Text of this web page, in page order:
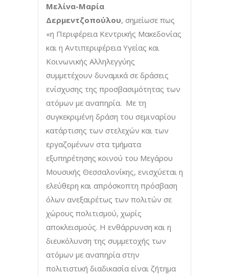
Μελίνα-Μαρία
Δερμεντζοπούλου, σημείωσε πως
«η Περιφέρεια Κεντρικής Μακεδονίας
και η Αντιπεριφέρεια Υγείας και
Κοινωνικής Αλληλεγγύης
συμμετέχουν δυναμικά σε δράσεις
ενίσχυσης της προσβασιμότητας των
ατόμων με αναπηρία. Με τη
συγκεκριμένη δράση του σεμιναρίου
κατάρτισης των στελεχών και των
εργαζομένων στα τμήματα
εξυπηρέτησης κοινού του Μεγάρου
Μουσικής Θεσσαλονίκης, ενισχύεται η
ελεύθερη και απρόσκοπτη πρόσβαση
όλων ανεξαιρέτως των πολιτών σε
χώρους πολιτισμού, χωρίς
αποκλεισμούς. Η ενθάρρυνση και η
διευκόλυνση της συμμετοχής των
ατόμων με αναπηρία στην
πολιτιστική διαδικασία είναι ζήτημα